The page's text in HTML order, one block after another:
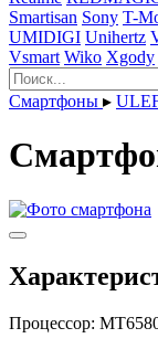
Smartisan Sony T-
UMIDIGI Unihertz
Vsmart Wiko Xgody
Смартфоны ▸
Процессор: